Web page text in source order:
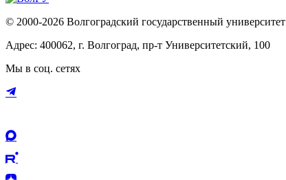
© 2000-2026 Волгоградский государственный университет
Адрес: 400062, г. Волгоград, пр-т Университетский, 100
Мы в соц. сетях